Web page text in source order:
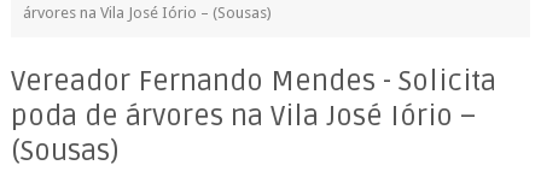
árvores na Vila José Iório – (Sousas)
Vereador Fernando Mendes - Solicita
poda de árvores na Vila José Iório –
(Sousas)